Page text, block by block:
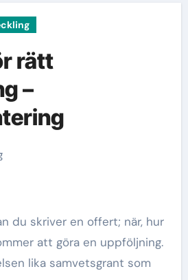
rätt
–
att göra en uppföljning.
lika samvetsgrant som